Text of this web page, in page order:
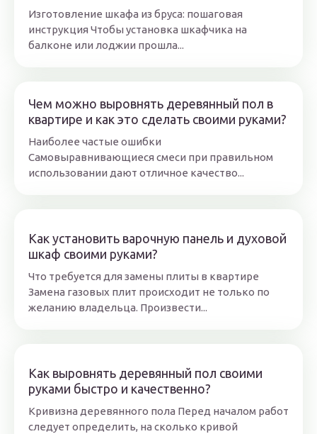
Изготовление шкафа из бруса: пошаговая
инструкция Чтобы установка шкафчика на
балконе или лоджии прошла...
Чем можно выровнять деревянный пол в
квартире и как это сделать своими руками?
Наиболее частые ошибки
Самовыравнивающиеся смеси при правильном
использовании дают отличное качество...
Как установить варочную панель и духовой
шкаф своими руками?
Что требуется для замены плиты в квартире
Замена газовых плит происходит не только по
желанию владельца. Произвести...
Как выровнять деревянный пол своими
руками быстро и качественно?
Кривизна деревянного пола Перед началом работ
следует определить, на сколько кривой